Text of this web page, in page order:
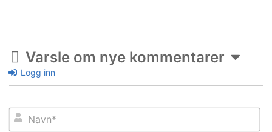
Varsle om nye kommentarer
Logg inn